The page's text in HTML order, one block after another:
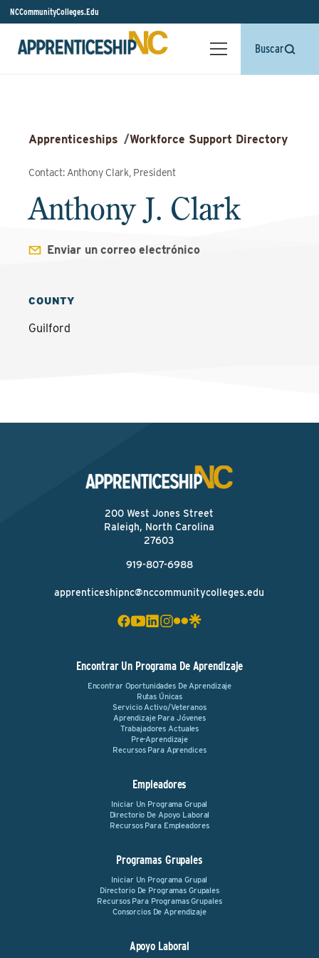
NCCommunityColleges.Edu
Buscar
Apprenticeships /Workforce Support Directory
Contact: Anthony Clark, President
Anthony J. Clark
Enviar un correo electrónico
COUNTY
Guilford
200 West Jones Street
Raleigh, North Carolina
27603
919-807-6988
apprenticeshipnc@nccommunitycolleges.edu
Encontrar Un Programa De Aprendizaje
Encontrar Oportunidades De Aprendizaje
Rutas Únicas
Servicio Activo/Veteranos
Aprendizaje Para Jóvenes
Trabajadores Actuales
Pre-Aprendizaje
Recursos Para Aprendices
Empleadores
Iniciar Un Programa Grupal
Directorio De Apoyo Laboral
Recursos Para Empleadores
Programas Grupales
Iniciar Un Programa Grupal
Directorio De Programas Grupales
Recursos Para Programas Grupales
Consorcios De Aprendizaje
Apoyo Laboral